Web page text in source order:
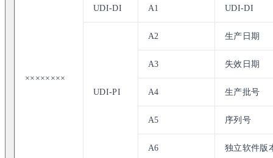
××××××××
UDI-DI A1 UDI-DI
UDI-PI
A2 生产日期
A3 失效日期
A4 生产批号
A5 序列号
A6 独立软件版